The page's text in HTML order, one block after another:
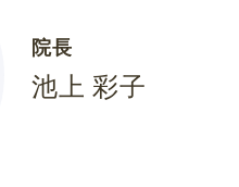
院長
池上 彩子